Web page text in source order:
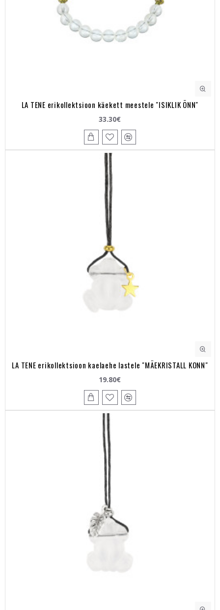
LA TENE erikollektsioon käekett meestele "ISIKLIK ÕNN"
33.30€
LA TENE erikollektsioon kaelaehe lastele "MÄEKRISTALL KONN"
19.80€